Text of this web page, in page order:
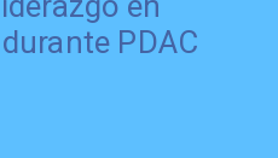
PDAC